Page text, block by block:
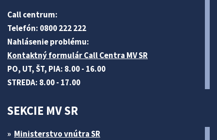
Call centrum:
Telefón: 0800 222 222
Nahlásenie problému:
Kontaktný formulár Call Centra MV SR
PO, UT, ŠT, PIA: 8.00 - 16.00
STREDA: 8.00 - 17.00
SEKCIE MV SR
Ministerstvo vnútra SR